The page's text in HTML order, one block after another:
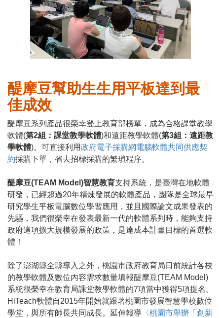
醍摩豆幫助生生用平板達到最
佳成效
醍摩豆系列產品很榮幸登上教育部榜單，成為合格課堂教學
軟體(第2組：課堂教學軟體)和遠距教學軟體(第3組：遠距教
學軟體)。可直接利用政府電子採購網電腦軟體共同供應契
約採購下單，省去招標採購的繁瑣程序。
醍摩豆(TEAM Model)智慧教育支持系統，是臺灣在地軟體
研發，已經超過20年精煉發展的軟體產品，團隊是全球最早
研究學生平板電腦數位學習應用，並且國際論文成果發表的
先驅，我們很榮幸在發表最新一代的軟體系列時，能夠支持
政府這項擴大規模發展的政策，是達成本計畫目標的首選軟
體！
除了澎湖縣全縣導入之外，桃園市政府教育局日前統計各校
的教學軟體及數位內容需求數量填報醍摩豆(TEAM Model)
系統很榮幸在教育局課堂教學軟體的7項當中獲得5項提名。
HiTeach軟體自2015年開始就跟著桃園市發展智慧學校數位
學堂，與所有師長共同成長。延伸報導 〈桃園市舉辦「創新